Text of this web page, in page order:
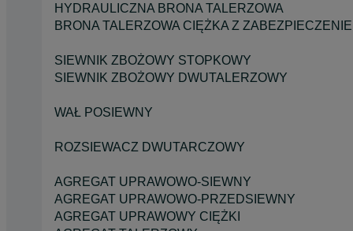
HYDRAULICZNA BRONA TALERZOWA
BRONA TALERZOWA CIĘŻKA Z
SIEWNIK ZBOŻOWY STOPKOWY
SIEWNIK ZBOŻOWY DWUTALERZOWY
WAŁ POSIEWNY
ROZSIEWACZ DWUTARCZOWY
AGREGAT UPRAWOWO-SIEWNY
AGREGAT UPRAWOWO-PRZEDSIEWNY
AGREGAT UPRAWOWY CIĘŻKI